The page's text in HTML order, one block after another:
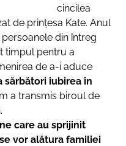
cincilea
de prințesa Kate. Anul
din întreg
timpul pentru a
de a-i aduce
sărbători iubirea în
a transmis biroul de
care au sprijinit
vor alătura familiei